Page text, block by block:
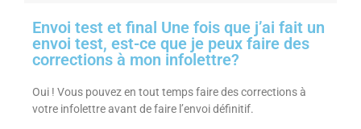
Envoi test et final Une fois que j’ai fait un
envoi test, est-ce que je peux faire des
corrections à mon infolettre?
Oui ! Vous pouvez en tout temps faire des corrections à
votre infolettre avant de faire l’envoi définitif.